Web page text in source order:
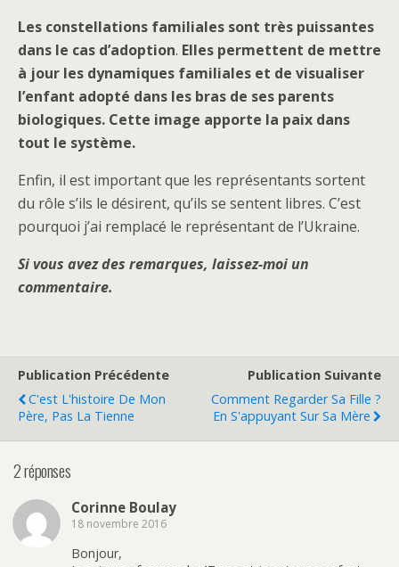
Les constellations familiales sont très puissantes
dans le cas d’adoption. Elles permettent de mettre
à jour les dynamiques familiales et de visualiser
l’enfant adopté dans les bras de ses parents
biologiques. Cette image apporte la paix dans
tout le système.
Enfin, il est important que les représentants sortent
du rôle s’ils le désirent, qu’ils se sentent libres. C’est
pourquoi j’ai remplacé le représentant de l’Ukraine.
Si vous avez des remarques, laissez-moi un
commentaire.
Publication Précédente
C'est L'histoire De Mon
Père, Pas La Tienne
Publication Suivante
Comment Regarder Sa Fille ?
En S'appuyant Sur Sa Mère
2 réponses
Corinne Boulay
18 novembre 2016
Bonjour,